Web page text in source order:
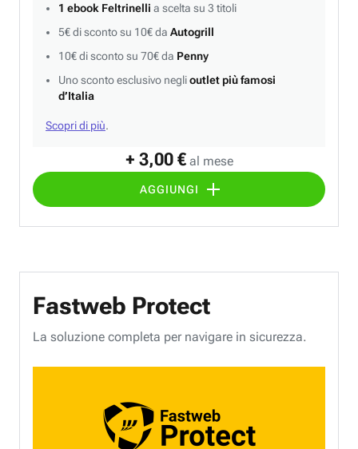
+ 3,00 € al mese
AGGIUNGI
1 ebook Feltrinelli a scelta su 3 titoli
5€ di sconto su 10€ da Autogrill
10€ di sconto su 70€ da Penny
Uno sconto esclusivo neglioutlet più famosi
d’Italia
Scopri di più.
Fastweb Protect
La soluzione completa per navigare in sicurezza.